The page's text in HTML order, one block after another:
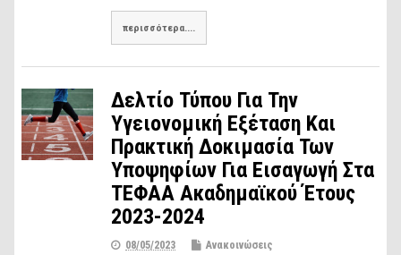
περισσότερα....
Δελτίο Τύπου Για Την
Υγειονομική Εξέταση Και
Πρακτική Δοκιμασία Των
Υποψηφίων Για Εισαγωγή Στα
ΤΕΦΑΑ Ακαδημαϊκού Έτους
2023-2024
08/05/2023 Ανακοινώσεις